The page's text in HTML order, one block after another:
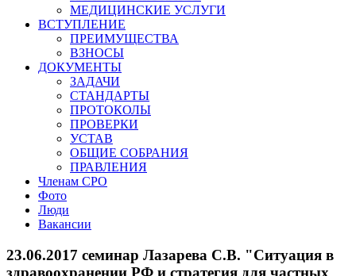
МЕДИЦИНСКИЕ УСЛУГИ
ВСТУПЛЕНИЕ
ПРЕИМУЩЕСТВА
ВЗНОСЫ
ДОКУМЕНТЫ
ЗАДАЧИ
СТАНДАРТЫ
ПРОТОКОЛЫ
ПРОВЕРКИ
УСТАВ
ОБЩИЕ СОБРАНИЯ
ПРАВЛЕНИЯ
Членам СРО
Фото
Люди
Вакансии
23.06.2017 семинар Лазарева С.В. "Ситуация в
здравоохранении РФ и стратегия для частных